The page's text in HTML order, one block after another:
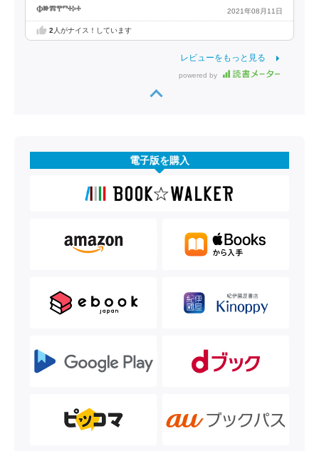
Ⱇⱆⰿⰹⱅⰰⰽⰰ 2021年08月11日
2人がナイス！しています
レビューをもっと見る
powered by
電子版を購入